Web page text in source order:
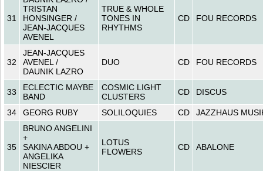
31
TRISTAN
HONSINGER /
JEAN-JACQUES
AVENEL
TRUE & WHOLE
TONES IN
RHYTHMS
CD FOU RECORDS
32
JEAN-JACQUES
AVENEL /
DAUNIK LAZRO
DUO CD FOU RECORDS
33
ECLECTIC MAYBE
BAND
COSMIC LIGHT
CLUSTERS
CD DISCUS
34 GEORG RUBY SOLILOQUIES CD JAZZHAUS
35
BRUNO ANGELINI
+
SAKINA ABDOU +
ANGELIKA
NIESCIER
LOTUS
FLOWERS
CD ABALONE